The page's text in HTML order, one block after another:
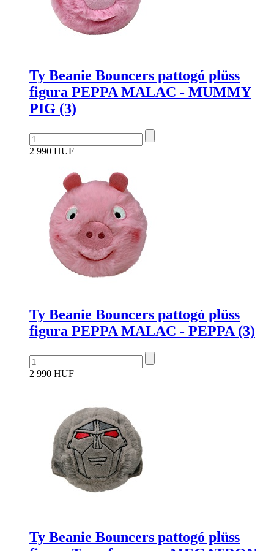
Ty Beanie Bouncers pattogó plüss
figura PEPPA MALAC - MUMMY
PIG (3)
2 990 HUF
Ty Beanie Bouncers pattogó plüss
figura PEPPA MALAC - PEPPA (3)
2 990 HUF
Ty Beanie Bouncers pattogó plüss